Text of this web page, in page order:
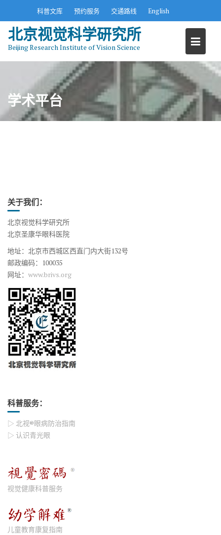
e
科普文库 预约服务 交通路线 English
北京视觉科学研究所
Beijing Research Institute of Vision Science
学术平台
关于我们：
北京视觉科学研究所
北京圣康华眼科医院
地址：北京市西城区西直门内大街132号
邮政编码：100035
网址： www.brivs.org
科普服务：
▷ 北视®眼病防治指南
▷ 认识青光眼
视觉健康科普服务
儿童教育康复指南